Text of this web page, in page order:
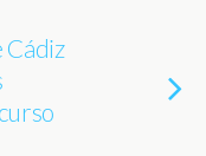
Cádiz